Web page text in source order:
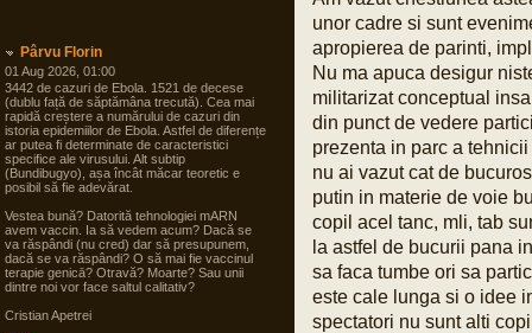
Pârvu Florin
01 Aug 2026, 01:00
3442 de cazuri de Ebola. 1521 de decese
(dublu față de săptămâna trecută). Cea mai
rapidă creștere a numărului de cazuri din
istoria epidemiilor de Ebola. Astfel de diferențe
ar putea fi determinate de caracteristici
specifice ale virusului. Alt subtip
(Bundibugyo), așa încât măcar teoretic e
posibil să fie adevărat.
Vestea bună? Datorită tehnologiei mARN
avem vaccin. Ia să vedem acum? Dacă se
va răspândi (nu cred) dar să presupunem,
dacă se va răspândi? O să mai fie vaccinul
terapie genicā? Otravă? Moarte? Sau unii
dintre noi vor face saltul calitativ?
Cristian Apetrei
unor cadre si sunt
apropierea de parinti,
Nu ma apuca desigur
militarizat conceptual
din punct de vedere
prezenta in parc a
nu ai vazut cat de
putin in materie de voie
copil acel tanc, mli, tab
la astfel de bucurii pana
sa faca tumbe ori sa
este cale lunga si o idee
spectatori nu sunt alti